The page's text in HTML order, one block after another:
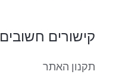
קישורים חשובים
תקנון האתר